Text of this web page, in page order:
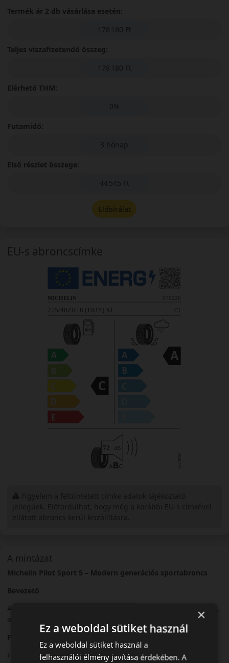
A mintázat
Michelin Pilot Sport 5 – Modern generációs sportabroncs
Bevezető
A Michelin Pilot Sport 5 egy új generációs nyári sportabroncs,
amely a teljesítményt és a tartósságot ötvözi.
Futófelület és tapadás
Fejlett gumikeveréke kiváló tapadást és egyenletes kopást
Termék ár 2 db vásárlása esetén:
178 180 Ft
Teljes viszafizetendő összeg:
178 180 Ft
Elérhető THM:
0%
Futamidő:
3 hónap
Első részlet összege:
44 545 Ft
Előbírálat
EU-s abroncscímke
×
Ez a weboldal sütiket használ
Ez a weboldal sütiket használ a
felhasználói élmény javítása érdekében. A